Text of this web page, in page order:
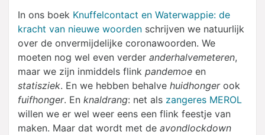
In ons boek Knuffelcontact en Waterwappie: de
kracht van nieuwe woorden schrijven we natuurlijk
over de onvermijdelijke coronawoorden. We
moeten nog wel even verder anderhalvemeteren,
maar we zijn inmiddels flink pandemoe en
statisziek. En we hebben behalve huidhongerook
fuifhonger. En knaldrang: net als zangeres MEROL
willen we er wel weer eens een flink feestje van
maken. Maar dat wordt met de avondlockdown